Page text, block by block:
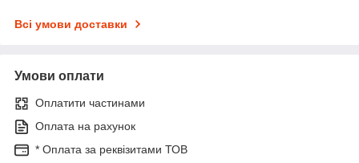
Всі умови доставки
Умови оплати
Оплатити частинами
Оплата на рахунок
* Оплата за реквізитами ТОВ